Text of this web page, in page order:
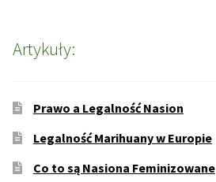
Artykuły:
Prawo a Legalność Nasion
Legalność Marihuany w Europie
Co to są Nasiona Feminizowane